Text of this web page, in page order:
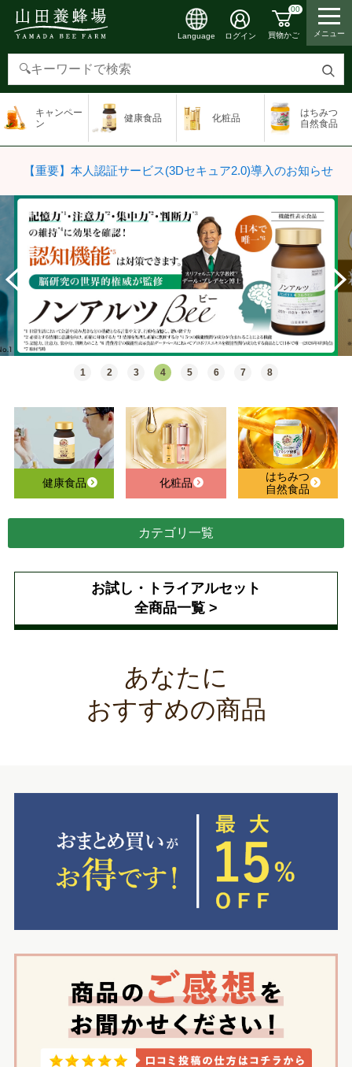
検
す
Language ログイン
00
買物かご メニュー
キャンペー
ン
健康食品 化粧品
はちみつ
自然食品
【重要】本人認証サービス(3Dセキュア2.0)導入のお知らせ
1 2 3 4 5 6 7 8
健康食品 化粧品
はちみつ
自然食品
カテゴリ一覧
お試し・トライアルセット
全商品一覧 >
あなたに
おすすめの商品